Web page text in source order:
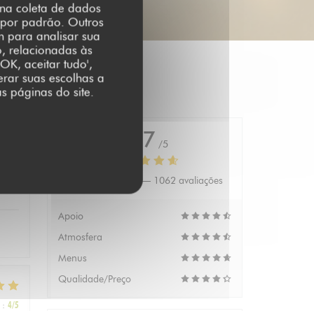
coleta de dados
padrão. Outros
para analisar sua
relacionadas às
aceitar tudo',
suas escolhas a
páginas do site.
: 4/5
4.7 /5
Avaliação média — 1062 avaliações
Apoio
Atmosfera
Menus
Qualidade/Preço